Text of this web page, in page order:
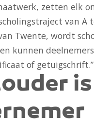
zetten elk
van A
Twente, wordt
kunnen
of getuigschrift.”